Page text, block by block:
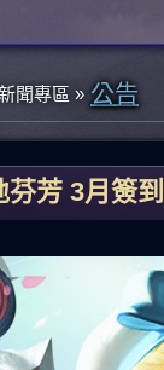
聞專區 » 公告
芬芳 3月簽